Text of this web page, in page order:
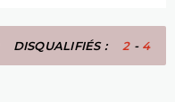
DISQUALIFIÉS : 2- 4